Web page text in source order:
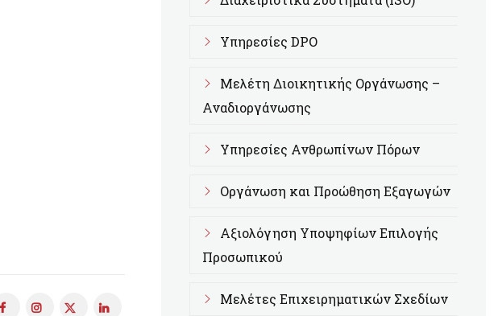
Υπηρεσίες DPO
Μελέτη Διοικητικής Οργάνωσης –
Αναδιοργάνωσης
Υπηρεσίες Ανθρωπίνων Πόρων
Οργάνωση και Προώθηση Εξαγωγών
Αξιολόγηση Υποψηφίων Επιλογής
Προσωπικού
Μελέτες Επιχειρηματικών Σχεδίων